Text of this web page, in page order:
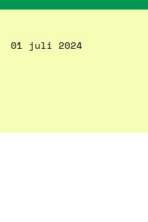
01 juli 2024